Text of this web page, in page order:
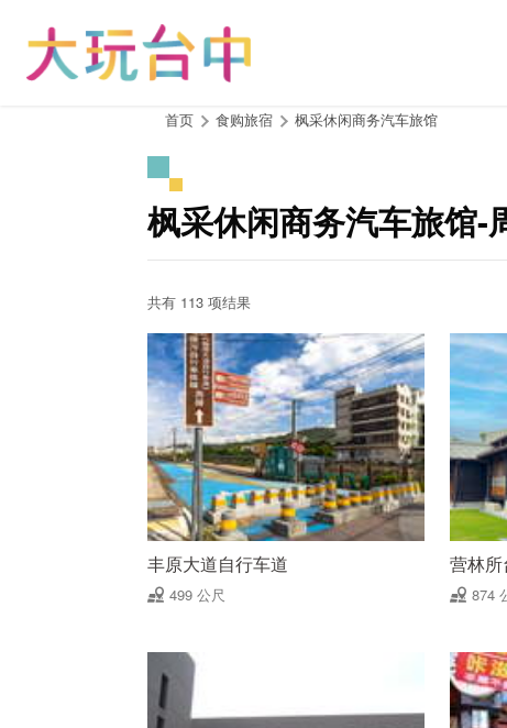
首页 食购旅宿 枫采休闲商务汽车旅馆
枫采休闲商务汽车旅馆-
共有 113 项结果
丰原大道自行车道
499 公尺
营林
874